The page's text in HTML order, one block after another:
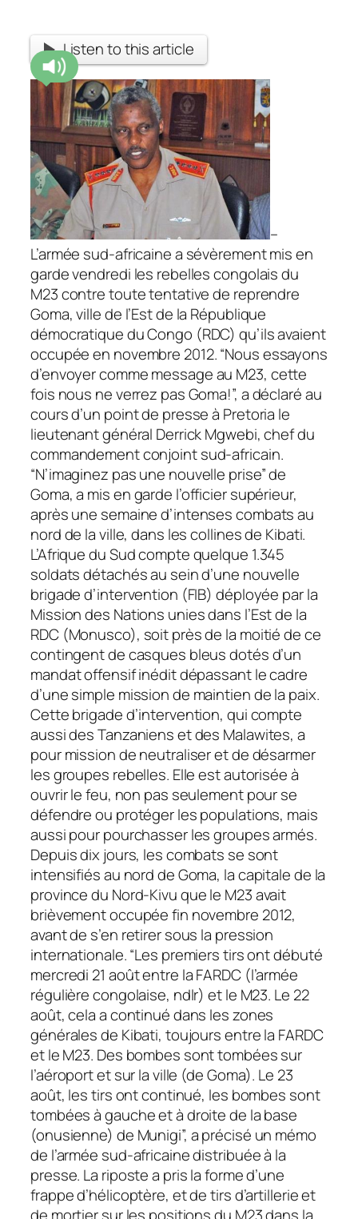
Listen to this article
–
L’armée sud-africaine a sévèrement mis en
garde vendredi les rebelles congolais du
M23 contre toute tentative de reprendre
Goma, ville de l’Est de la République
démocratique du Congo (RDC) qu’ils avaient
occupée en novembre 2012. “Nous essayons
d’envoyer comme message au M23, cette
fois nous ne verrez pas Goma!”, a déclaré au
cours d’un point de presse à Pretoria le
lieutenant général Derrick Mgwebi, chef du
commandement conjoint sud-africain.
“N’imaginez pas une nouvelle prise” de
Goma, a mis en garde l’officier supérieur,
après une semaine d’intenses combats au
nord de la ville, dans les collines de Kibati.
L’Afrique du Sud compte quelque 1.345
soldats détachés au sein d’une nouvelle
brigade d’intervention (FIB) déployée par la
Mission des Nations unies dans l’Est de la
RDC (Monusco), soit près de la moitié de ce
contingent de casques bleus dotés d’un
mandat offensif inédit dépassant le cadre
d’une simple mission de maintien de la paix.
Cette brigade d’intervention, qui compte
aussi des Tanzaniens et des Malawites, a
pour mission de neutraliser et de désarmer
les groupes rebelles. Elle est autorisée à
ouvrir le feu, non pas seulement pour se
défendre ou protéger les populations, mais
aussi pour pourchasser les groupes armés.
Depuis dix jours, les combats se sont
intensifiés au nord de Goma, la capitale de la
province du Nord-Kivu que le M23 avait
brièvement occupée fin novembre 2012,
avant de s’en retirer sous la pression
internationale. “Les premiers tirs ont débuté
mercredi 21 août entre la FARDC (l’armée
régulière congolaise, ndlr) et le M23. Le 22
août, cela a continué dans les zones
générales de Kibati, toujours entre la FARDC
et le M23. Des bombes sont tombées sur
l’aéroport et sur la ville (de Goma). Le 23
août, les tirs ont continué, les bombes sont
tombées à gauche et à droite de la base
(onusienne) de Munigi”, a précisé un mémo
de l’armée sud-africaine distribuée à la
presse. La riposte a pris la forme d’une
frappe d’hélicoptère, et de tirs d’artillerie et
de mortier sur les positions du M23 dans la